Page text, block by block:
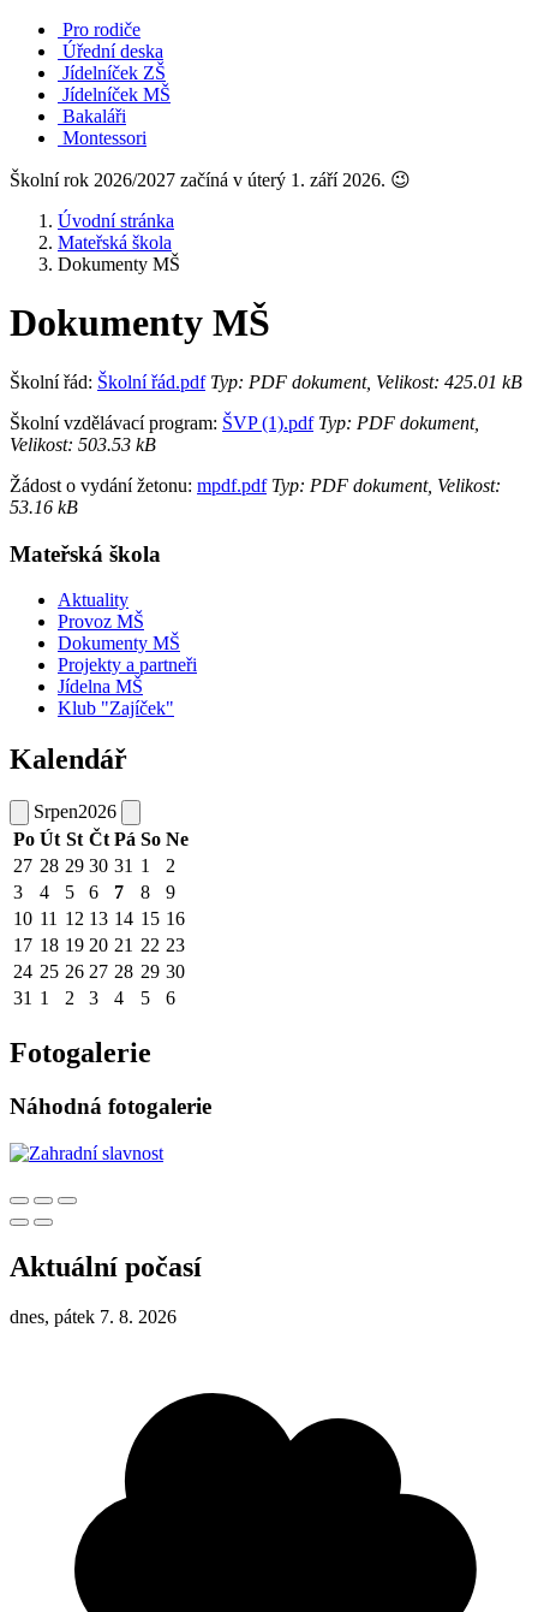
Pro rodiče
Úřední deska
Jídelníček ZŠ
Jídelníček MŠ
Bakaláři
Montessori
Školní rok 2026/2027 začíná v úterý 1. září 2026. 😉
Úvodní stránka
Mateřská škola
Dokumenty MŠ
Dokumenty MŠ
Školní řád: Školní řád.pdfTyp: PDF dokument, Velikost: 425.01 kB
Školní vzdělávací program: ŠVP (1).pdfTyp: PDF dokument,
Velikost: 503.53 kB
Žádost o vydání žetonu: mpdf.pdfTyp: PDF dokument, Velikost:
53.16 kB
Mateřská škola
Aktuality
Provoz MŠ
Dokumenty MŠ
Projekty a partneři
Jídelna MŠ
Klub "Zajíček"
Kalendář
Srpen2026
Po Út St Čt Pá So Ne
27 28 29 30 31 1
2
3
4 5 6 7 8
9
10 11 12 13 14 15 16
17 18 19 20 21 22 23
24 25 26 27 28 29 30
31 1 2 3 4 5 6
Fotogalerie
Náhodná fotogalerie
Aktuální počasí
dnes, pátek 7. 8. 2026